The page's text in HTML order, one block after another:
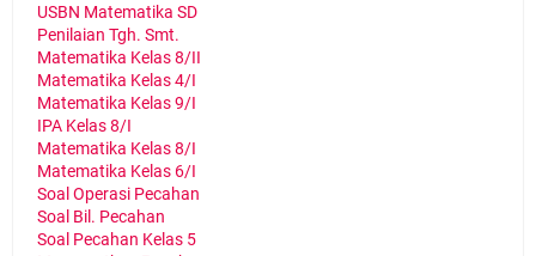
USBN Matematika SD
Penilaian Tgh. Smt.
Matematika Kelas 8/II
Matematika Kelas 4/I
Matematika Kelas 9/I
IPA Kelas 8/I
Matematika Kelas 8/I
Matematika Kelas 6/I
Soal Operasi Pecahan
Soal Bil. Pecahan
Soal Pecahan Kelas 5